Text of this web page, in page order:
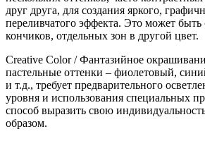
друг друга, для создания яркого,
переливчатого эффекта. Это может
кончиков, отдельных зон в другой цвет.
Creative Color / Фантазийное
пастельные оттенки – фиолетовый,
и т.д., требует предварительного
уровня и использования специальных
способ выразить свою
образом.